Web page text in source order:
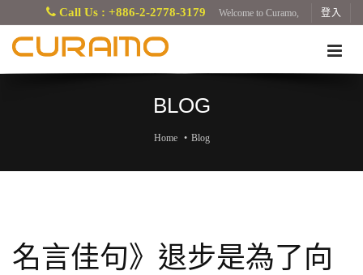
Call Us : +886-2-2778-3179 Welcome to Curamo, 登入
BLOG
Home Blog
名言佳句》退步是為了向